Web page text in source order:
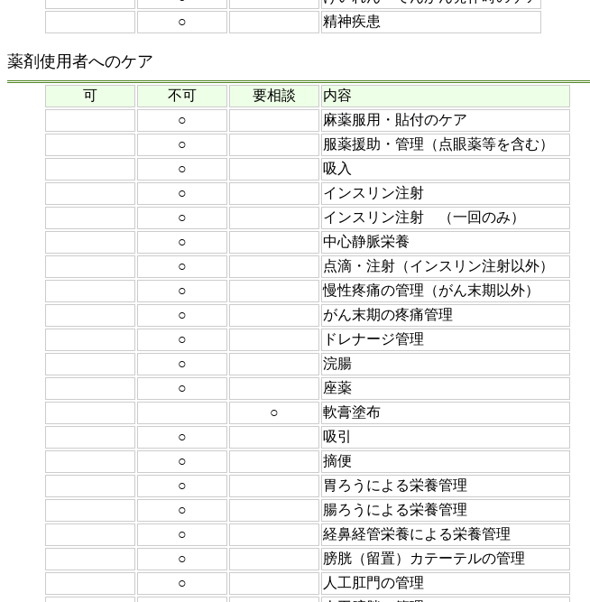
○
精神疾患
薬剤使用者へのケア
可 不可 要相談
内容
○
麻薬服用・貼付のケア
○
服薬援助・管理（点眼薬等を含む）
○
吸入
○
インスリン注射
○
インスリン注射 （一回のみ）
○
中心静脈栄養
○
点滴・注射（インスリン注射以外）
○
慢性疼痛の管理（がん末期以外）
○
がん末期の疼痛管理
○
ドレナージ管理
○
浣腸
○
座薬
○
軟膏塗布
○
吸引
○
摘便
○
胃ろうによる栄養管理
○
腸ろうによる栄養管理
○
経鼻経管栄養による栄養管理
○
膀胱（留置）カテーテルの管理
○
人工肛門の管理